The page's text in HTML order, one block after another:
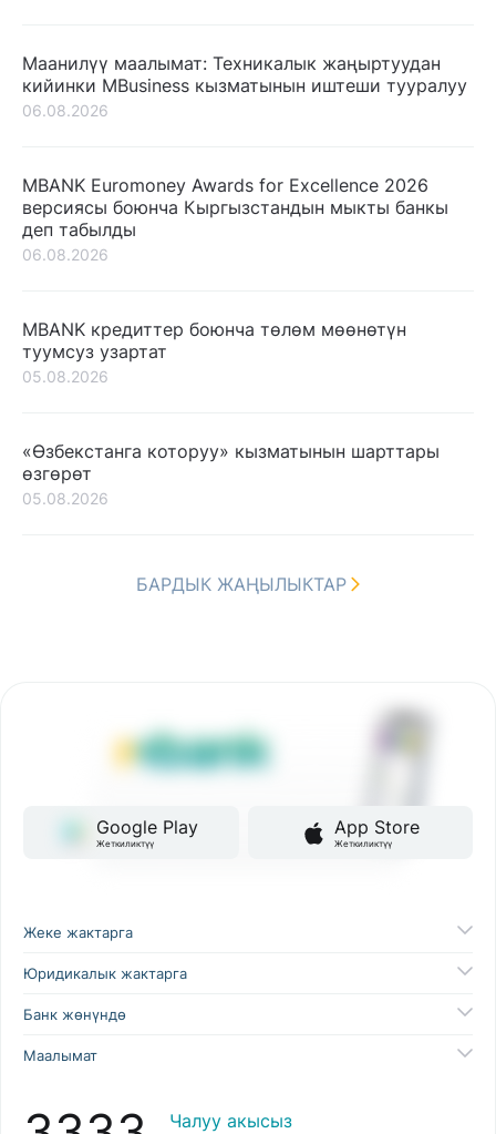
Маанилүү маалымат: Техникалык жаңыртуудан
кийинки MBusiness кызматынын иштеши тууралуу
06.08.2026
MBANK Euromoney Awards for Excellence 2026
версиясы боюнча Кыргызстандын мыкты банкы
деп табылды
06.08.2026
MBANK кредиттер боюнча төлөм мөөнөтүн
туумсуз узартат
05.08.2026
«Өзбекстанга которуу» кызматынын шарттары
өзгөрөт
05.08.2026
БАРДЫК ЖАҢЫЛЫКТАР
Google Play
Жеткиликтүү
App Store
Жеткиликтүү
Жеке жактарга
Юридикалык жактарга
Банк жөнүндө
Маалымат
Чалуу акысыз